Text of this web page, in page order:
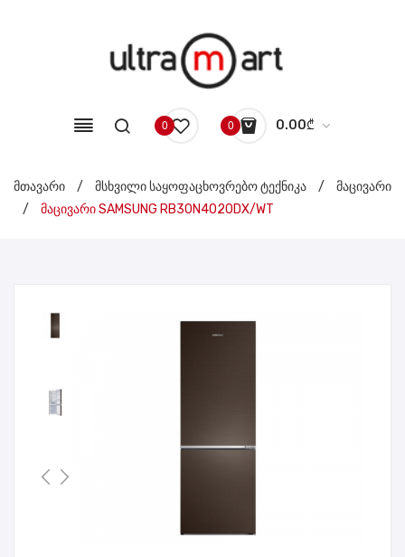
0 0 0.00₾
No products in the cart.
მთავარი / მსხვილი საყოფაცხოვრებო ტექნიკა /
მაცივარი
/
მაცივარი SAMSUNG RB30N4020DX/WT